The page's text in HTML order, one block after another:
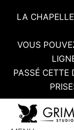
LA
VOUS
PASSÉ CETTE